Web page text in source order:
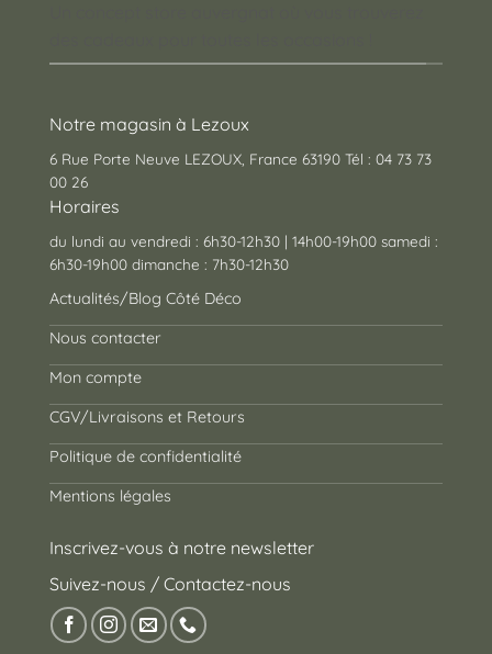
Notre magasin à Lezoux
6 Rue Porte Neuve LEZOUX, France 63190 Tél : 04 73 73
00 26
Horaires
du lundi au vendredi : 6h30-12h30 | 14h00-19h00 samedi :
6h30-19h00 dimanche : 7h30-12h30
Actualités/Blog Côté Déco
Nous contacter
Mon compte
CGV/Livraisons et Retours
Politique de confidentialité
Mentions légales
Inscrivez-vous à notre newsletter
Suivez-nous / Contactez-nous